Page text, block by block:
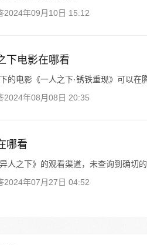
2024年09月10日 15:12
下电影在哪看
的电影《一人之下·锈铁重现》可以在
2024年08月08日 20:35
哪看
人之下》的观看渠道，未查询到确切的
2024年07月27日 04:52